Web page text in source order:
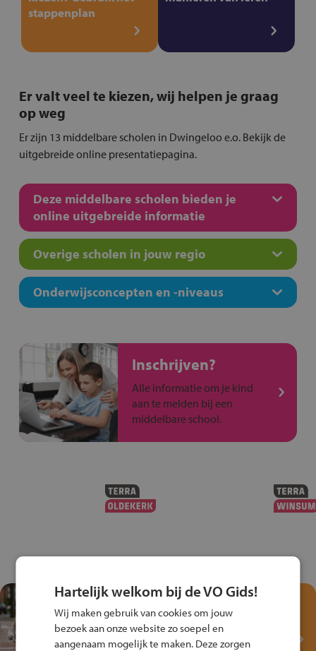
stappenplan
Er valt veel te kiezen, wij helpen je graag
op weg
Er zijn 13 middelbare scholen in Dwingeloo e.o. Bekijk de
uitgebreide online presentatiepagina.
Deze middelbare scholen bieden je
online uitgebreide informatie
Overige scholen in jouw regio
Onderwijsconcepten en -niveaus
Inschrijven?
Alle informatie om je kind
aan te melden bij een
middelbare school.
Test je kennis met het
Fiets Veilig
Verkeersspel!
Hartelijk welkom bij de VO Gids!
Wij maken gebruik van cookies om jouw
bezoek aan onze website zo soepel en
aangenaam mogelijk te maken. Deze zorgen